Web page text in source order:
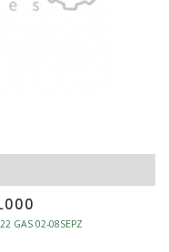
GAS 02-08SEPZ